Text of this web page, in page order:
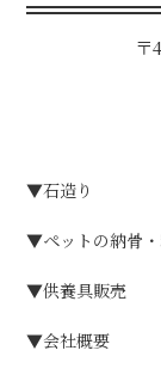
〒
▼⽯造り
▼ペットの納骨
▼供養具販売
▼会社概要